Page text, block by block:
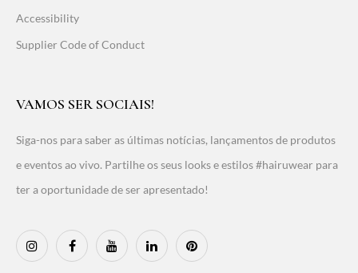
Accessibility
Supplier Code of Conduct
VAMOS SER SOCIAIS!
Siga-nos para saber as últimas notícias, lançamentos de produtos
e eventos ao vivo. Partilhe os seus looks e estilos #hairuwear para
ter a oportunidade de ser apresentado!